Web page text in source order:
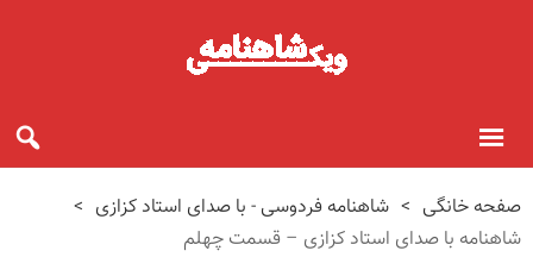
صفحه خانگی > شاهنامه فردوسی - با صدای استاد کزازی >
شاهنامه با صدای استاد کزازی – قسمت چهلم